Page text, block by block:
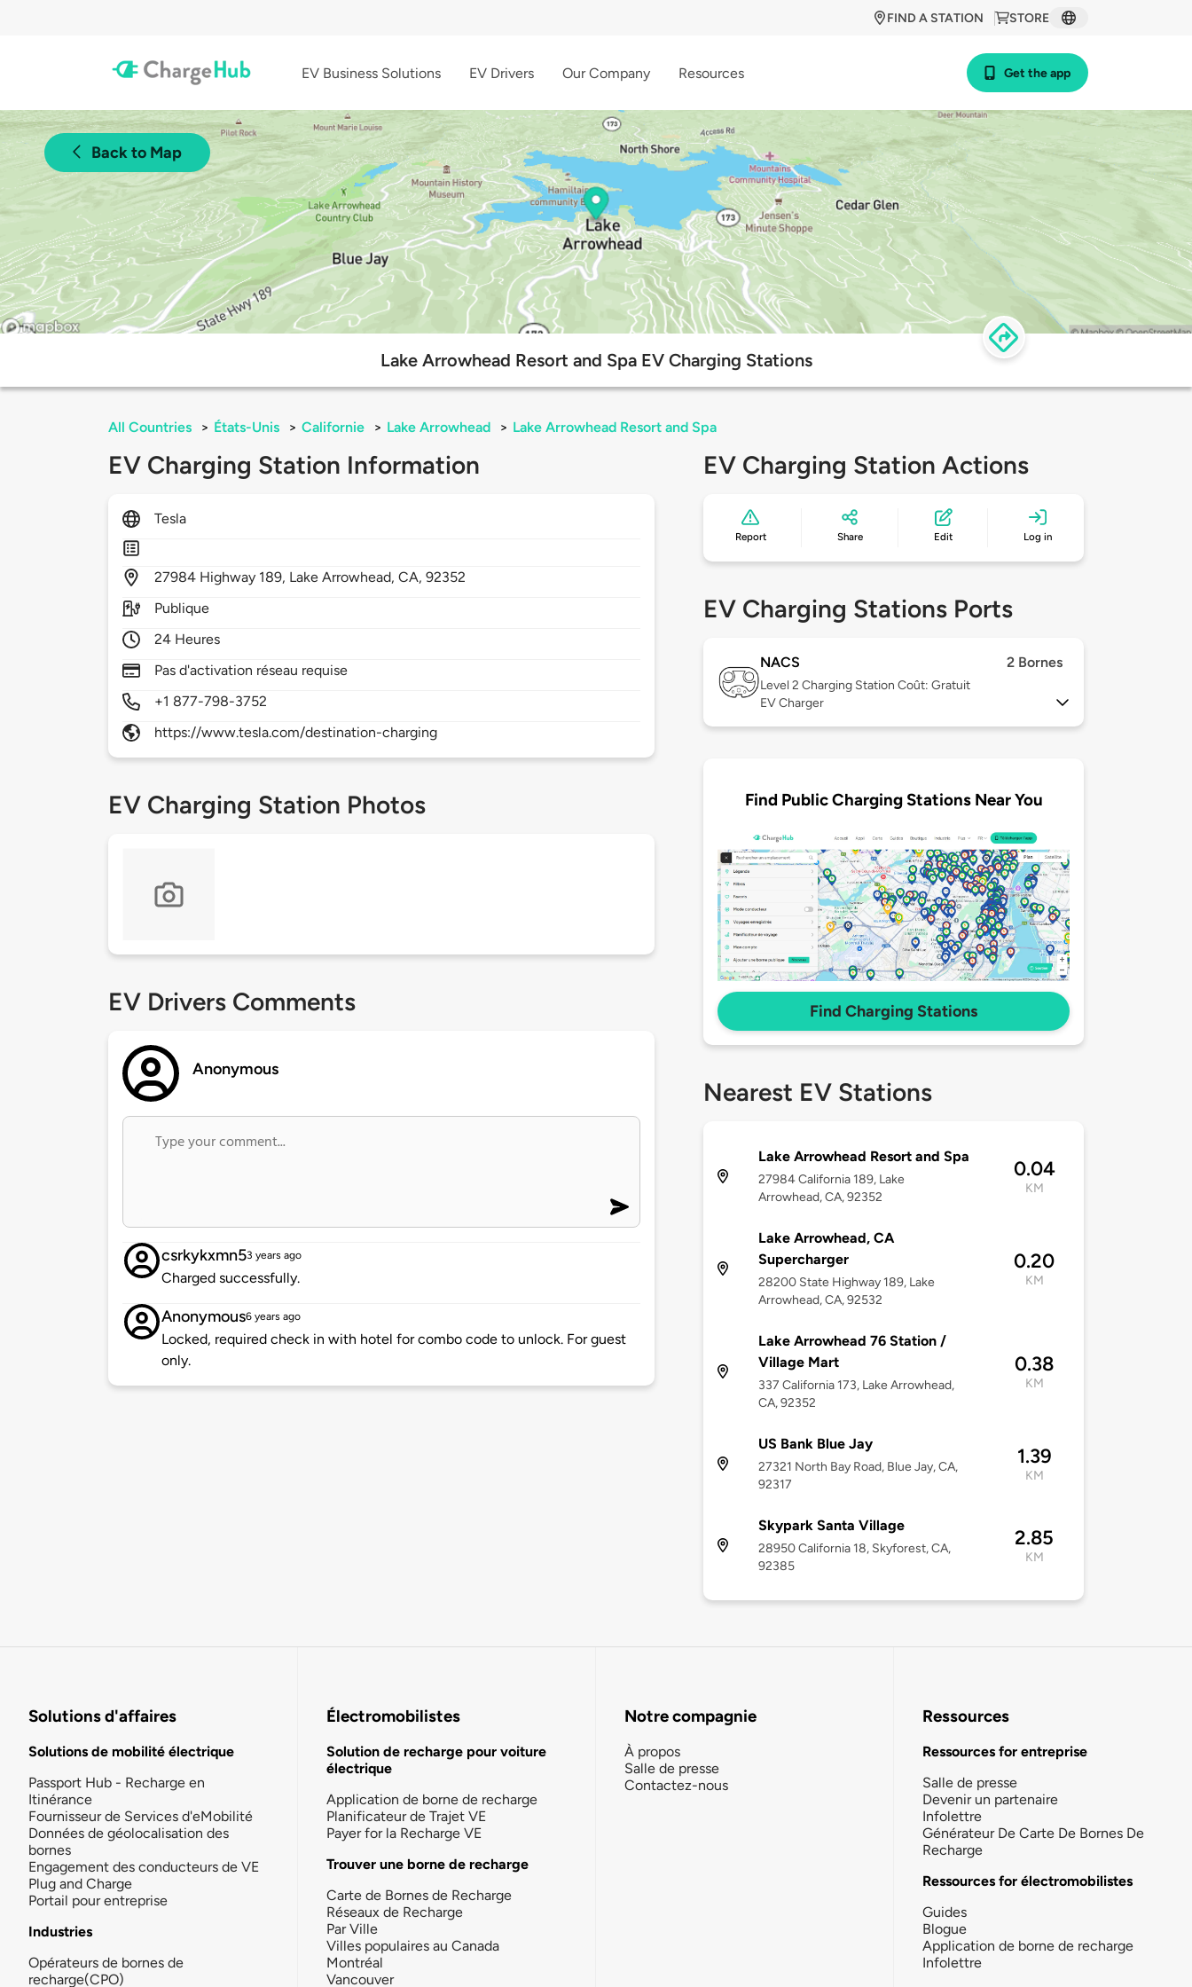
STORE
FIND A STATION
EV Business Solutions EV Drivers Our Company Resources Get the app
Back to Map
Lake Arrowhead Resort and Spa EV Charging Stations
All Countries > États-Unis > Californie > Lake Arrowhead > Lake Arrowhead Resort and Spa
EV Charging Station Information
Tesla
27984 Highway 189, Lake Arrowhead,CA,92352
Publique
24 Heures
Pas d'activation réseau requise
+1 877-798-3752
https://www.tesla.com/destination-charging
EV Charging Station Photos
EV Drivers Comments
Anonymous
csrkykxmn53 years ago
Charged successfully.
Anonymous6 years ago
Locked, required check in with hotel for combo code to unlock. For guest
only.
EV Charging Station Actions
Report Share Edit Log in
EV Charging Stations Ports
NACS 2 Bornes
Level 2 Charging Station Coût: Gratuit
EV Charger
Find Public Charging Stations Near You
Find Charging Stations
Nearest EV Stations
Lake Arrowhead Resort and Spa
27984 California 189, Lake
Arrowhead, CA, 92352
0.04
KM
Lake Arrowhead, CA
Supercharger
28200 State Highway 189, Lake
Arrowhead, CA, 92532
0.20
KM
Lake Arrowhead 76 Station /
Village Mart
337 California 173, Lake Arrowhead,
CA, 92352
0.38
KM
US Bank Blue Jay
27321 North Bay Road, Blue Jay, CA,
92317
1.39
KM
Skypark Santa Village
28950 California 18, Skyforest, CA,
92385
2.85
KM
Solutions d'affaires
Solutions de mobilité électrique
Passport Hub - Recharge en
Itinérance
Fournisseur de Services d'eMobilité
Données de géolocalisation des
bornes
Engagement des conducteurs de VE
Plug and Charge
Portail pour entreprise
Industries
Opérateurs de bornes de
recharge(CPO)
Électromobilistes
Solution de recharge pour voiture
électrique
Application de borne de recharge
Planificateur de Trajet VE
Payer for la Recharge VE
Trouver une borne de recharge
Carte de Bornes de Recharge
Réseaux de Recharge
Par Ville
Villes populaires au Canada
Montréal
Vancouver
Notre compagnie
À propos
Salle de presse
Contactez-nous
Ressources
Ressources for entreprise
Salle de presse
Devenir un partenaire
Infolettre
Générateur De Carte De Bornes De
Recharge
Ressources for électromobilistes
Guides
Blogue
Application de borne de recharge
Infolettre